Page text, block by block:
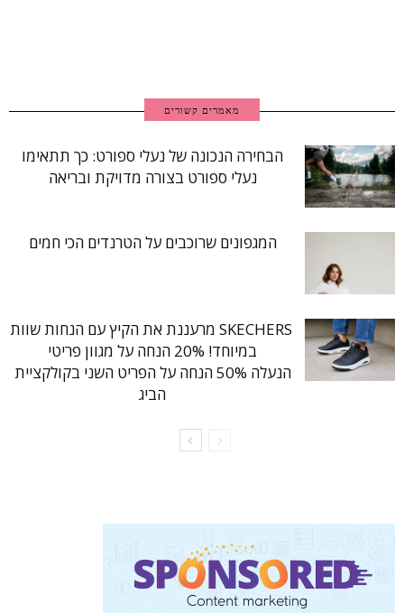
מאמרים קשורים
הבחירה הנכונה של נעלי ספורט: כך תתאימו
נעלי ספורט בצורה מדויקת ובריאה
המגפונים שרוכבים על הטרנדים הכי חמים
SKECHERS מרעננת את הקיץ עם הנחות שוות
במיוחד! 20% הנחה על מגוון פריטי
הנעלה 50% הנחה על הפריט השני בקולקציית
הביג